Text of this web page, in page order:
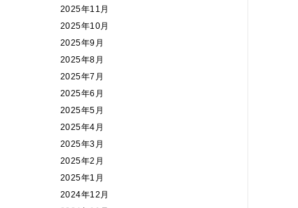
2025年11月
2025年10月
2025年9月
2025年8月
2025年7月
2025年6月
2025年5月
2025年4月
2025年3月
2025年2月
2025年1月
2024年12月